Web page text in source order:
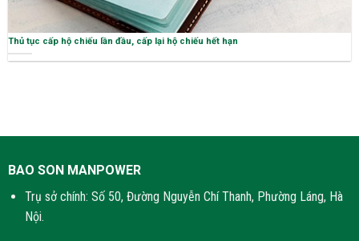
Thủ tục cấp hộ chiếu lần đầu, cấp lại hộ chiếu hết hạn
BAO SON MANPOWER
Trụ sở chính: Số 50, Đường Nguyễn Chí Thanh, Phường Láng, Hà
Nội.